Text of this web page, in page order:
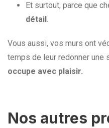
Et surtout, parce que
détail.
Vous aussi, vos murs ont
temps de leur redonner une
occupe avec plaisir.
Nos autres